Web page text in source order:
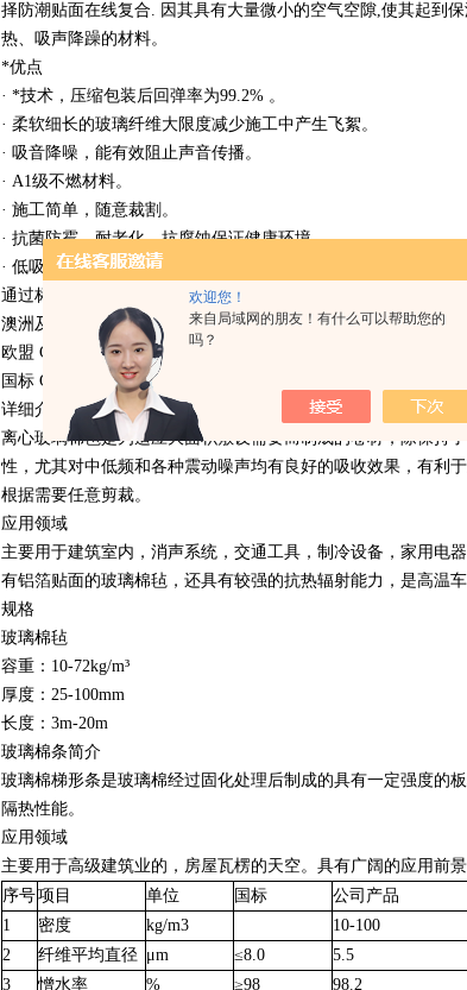
欢迎您！
来自局域网的朋友！有什么可以帮助您的
吗？
择防潮贴面在线复合. 因其具有大量微小的空气空隙,使其起到
热、吸声降躁的材料。
*优点
· *技术，压缩包装后回弹率为99.2% 。
· 柔软细长的玻璃纤维大限度减少施工中产生飞絮。
· 吸音降噪，能有效阻止声音传播。
· A1级不燃材料。
· 施工简单，随意裁割。
· 抗菌防霉，耐老化、抗腐蚀保证健康环境。
· 低吸湿性，物理性质稳定。
通过标准
澳洲及新西兰 AS/NSZ4859.1认证 SGS认证 MSDS认证
欧盟 CE认证 CE防火等级认证
国标 GB/T13350-2000
详细介绍
离心玻璃棉毡是为适应大面积敷设需要而制成的卷材，除保持
性，尤其对中低频和各种震动噪声均有良好的吸收效果，有利
根据需要任意剪裁。
应用领域
主要用于建筑室内，消声系统，交通工具，制冷设备，家用电
有铝箔贴面的玻璃棉毡，还具有较强的抗热辐射能力，是高温
规格
玻璃棉毡
容重：10-72kg/m³
厚度：25-100mm
长度：3m-20m
玻璃棉条简介
玻璃棉梯形条是玻璃棉经过固化处理后制成的具有一定强度的
隔热性能。
应用领域
主要用于高级建筑业的，房屋瓦楞的天空。具有广阔的应用前景
序号项目 单位 国标 公司产品
1
密度 kg/m3 10-100
2
纤维平均直径 μm ≤8.0 5.5
3
憎水率 % ≥98 98.2